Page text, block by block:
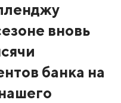
вновь
банка на